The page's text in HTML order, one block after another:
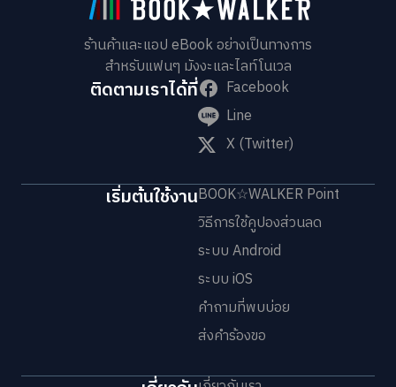
ร้านค้าและแอป eBook อย่างเป็นทางการ
สำหรับแฟนๆ มังงะและไลท์โนเวล
ติดตามเราได้ที่
Facebook
Line
X (Twitter)
เริ่มต้นใช้งานBOOK☆WALKER Point
วิธีการใช้คูปองส่วนลด
ระบบ Android
ระบบ iOS
คำถามที่พบบ่อย
ส่งคำร้องขอ